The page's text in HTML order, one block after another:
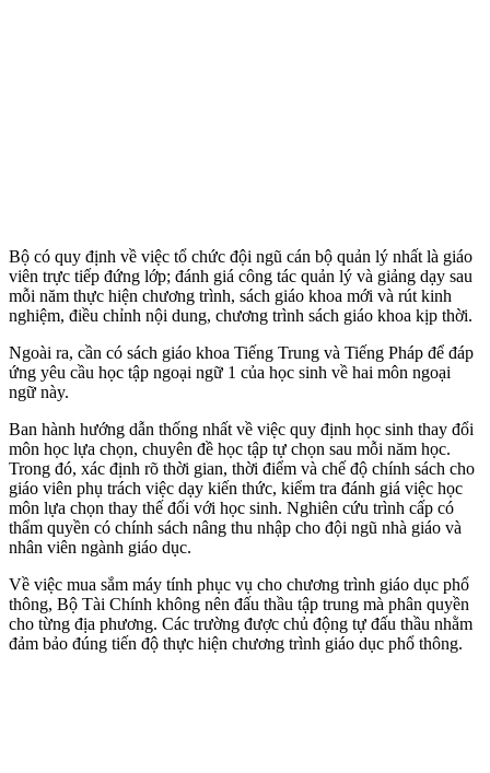
Bộ có quy định về việc tổ chức đội ngũ cán bộ quản lý nhất là giáo
viên trực tiếp đứng lớp; đánh giá công tác quản lý và giảng dạy sau
mỗi năm thực hiện chương trình, sách giáo khoa mới và rút kinh
nghiệm, điều chỉnh nội dung, chương trình sách giáo khoa kịp thời.
Ngoài ra, cần có sách giáo khoa Tiếng Trung và Tiếng Pháp để đáp
ứng yêu cầu học tập ngoại ngữ 1 của học sinh về hai môn ngoại
ngữ này.
Ban hành hướng dẫn thống nhất về việc quy định học sinh thay đổi
môn học lựa chọn, chuyên đề học tập tự chọn sau mỗi năm học.
Trong đó, xác định rõ thời gian, thời điểm và chế độ chính sách cho
giáo viên phụ trách việc dạy kiến thức, kiểm tra đánh giá việc học
môn lựa chọn thay thế đối với học sinh. Nghiên cứu trình cấp có
thẩm quyền có chính sách nâng thu nhập cho đội ngũ nhà giáo và
nhân viên ngành giáo dục.
Về việc mua sắm máy tính phục vụ cho chương trình giáo dục phổ
thông, Bộ Tài Chính không nên đấu thầu tập trung mà phân quyền
cho từng địa phương. Các trường được chủ động tự đấu thầu nhằm
đảm bảo đúng tiến độ thực hiện chương trình giáo dục phổ thông.